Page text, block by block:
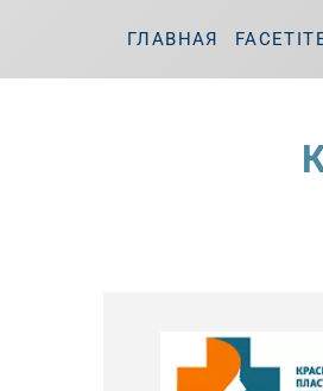
ГЛАВНАЯ